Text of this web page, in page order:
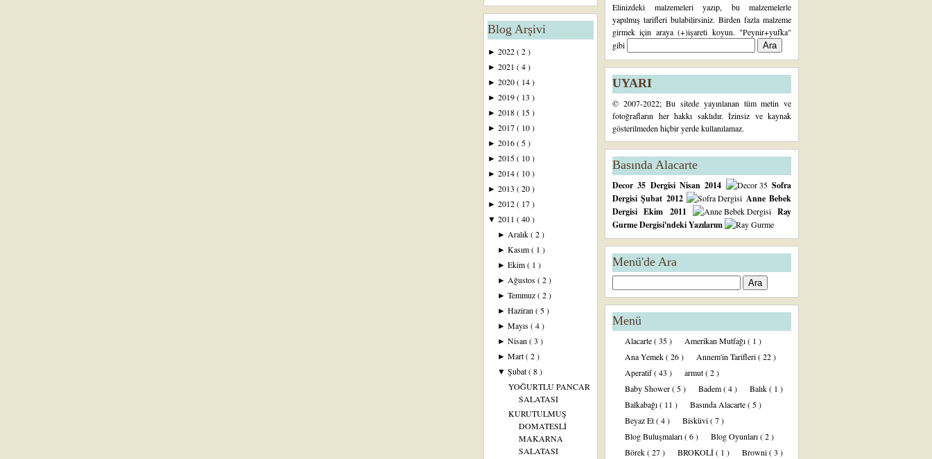
Blog Arşivi
► 2022( 2 )
► 2021 ( 4 )
► 2020( 14 )
► 2019( 13 )
► 2018( 15 )
► 2017( 10 )
► 2016( 5 )
► 2015( 10 )
► 2014( 10 )
► 2013 ( 20 )
► 2012( 17 )
▼ 2011 ( 40 )
►Aralık( 2 )
►Kasım( 1 )
►Ekim( 1 )
►Ağustos( 2 )
►Temmuz( 2 )
►Haziran( 5 )
►Mayıs( 4 )
►Nisan( 3 )
►Mart( 2 )
▼Şubat( 8 )
YOĞURTLU PANCAR
SALATASI
KURUTULMUŞ
DOMATESLİ
MAKARNA
SALATASI
Elinizdeki malzemeleri yazıp, bu malzemelerle
yapılmış tarifleri bulabilirsiniz. Birden fazla malzeme
girmek için araya (+)işareti koyun. "Peynir+yufka"
gibi
UYARI
© 2007-2022; Bu sitede yayınlanan tüm metin ve
fotoğrafların her hakkı saklıdır. İzinsiz ve kaynak
gösterilmeden hiçbir yerde kullanılamaz.
Basında Alacarte
Decor 35 Dergisi Nisan 2014
Sofra
Dergisi Şubat 2012
Anne Bebek
Dergisi Ekim 2011
Ray
Gurme Dergisi'ndeki Yazılarım
Menü'de Ara
Menü
Alacarte( 35 ) Amerikan Mutfağı( 1 )
Ana Yemek( 26 ) Annem'in Tarifleri( 22 )
Aperatif( 43 ) armut( 2 )
Baby Shower( 5 ) Badem( 4 ) Balık( 1 )
Balkabağı( 11 ) Basında Alacarte( 5 )
Beyaz Et( 4 ) Bisküvi( 7 )
Blog Buluşmaları( 6 ) Blog Oyunları( 2 )
Börek( 27 ) BROKOLİ( 1 ) Browni( 3 )